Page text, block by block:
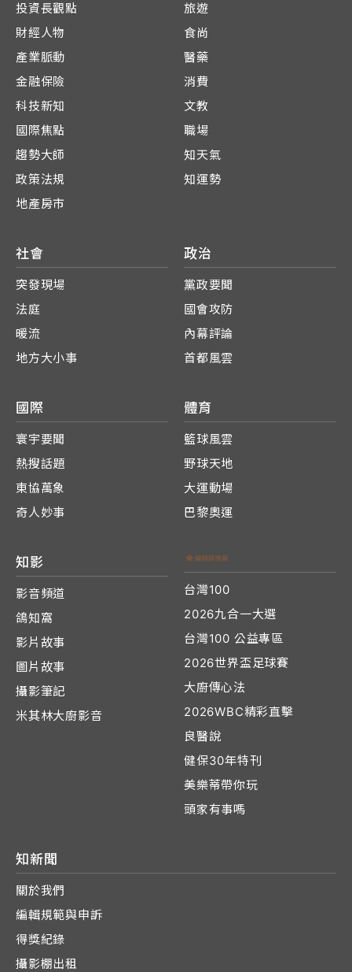
投資長觀點
財經人物
產業脈動
金融保險
科技新知
國際焦點
趨勢大師
政策法規
地產房市
旅遊
食尚
醫藥
消費
文教
職場
知天氣
知運勢
社會
突發現場
法庭
暖流
地方大小事
政治
黨政要聞
國會攻防
內幕評論
首都風雲
國際
寰宇要聞
熱搜話題
東協萬象
奇人妙事
體育
籃球風雲
野球天地
大運動場
巴黎奧運
知影
影音頻道
鴿知窩
影片故事
圖片故事
攝影筆記
米其林大廚影音
台灣100
2026九合一大選
台灣100 公益專區
2026世界盃足球賽
大廚傳心法
2026WBC精彩直擊
良醫說
健保30年特刊
美樂蒂帶你玩
頭家有事嗎
知新聞
關於我們
編輯規範與申訴
得獎紀錄
攝影棚出租